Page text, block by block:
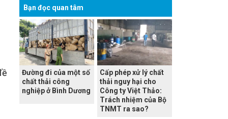
Bạn đọc quan tâm
Đường đi của một số
chất thải công
nghiệp ở Bình Dương
Cấp phép xử lý chất
thải nguy hại cho
Công ty Việt Thảo:
Trách nhiệm của Bộ
TNMT ra sao?